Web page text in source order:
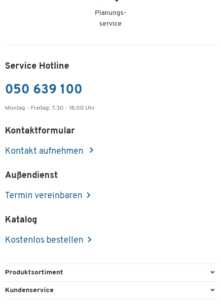
Planungs-
service
Service Hotline
050 639 100
Montag - Freitag: 7.30 - 18.00 Uhr
Kontaktformular
Kontakt aufnehmen
Außendienst
Termin vereinbaren
Katalog
Kostenlos bestellen
Produktsortiment
Büroausstattung
Kundenservice